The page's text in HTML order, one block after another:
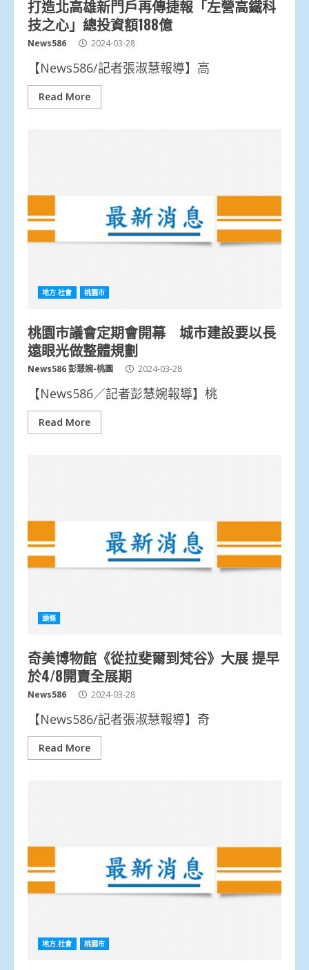
打造北高雄新門戶再傳捷報「左營高鐵科
技之心」總投資額188億
News586 2024-03-28
【News586/記者張淑慧報導】高
Read More
地方.社會 桃園市
桃園市議會定期會開幕 城市建設要以長
遠眼光做整體規劃
News586 彭慧婉-桃園 2024-03-28
【News586／記者彭慧婉報導】桃
Read More
頭條
奇美博物館《從拉斐爾到梵谷》大展 提早
於4/8開賣全展期
News586 2024-03-28
【News586/記者張淑慧報導】奇
Read More
地方.社會 桃園市